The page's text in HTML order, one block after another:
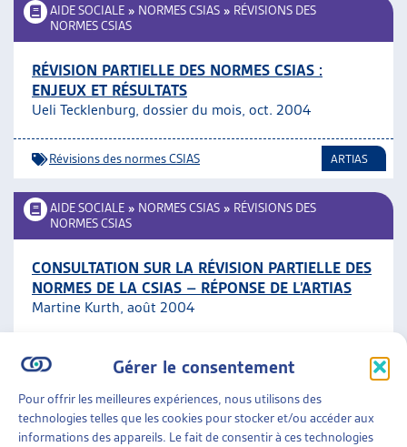
Gérer le consentement
Pour offrir les meilleures expériences, nous utilisons des
technologies telles que les cookies pour stocker et/ou accéder aux
informations des appareils. Le fait de consentir à ces technologies
AIDE SOCIALE » NORMES CSIAS » RÉVISIONS DES
NORMES CSIAS
RÉVISION PARTIELLE DES NORMES CSIAS :
ENJEUX ET RÉSULTATS
Ueli Tecklenburg, dossier du mois, oct. 2004
Révisions des normes CSIAS ARTIAS
AIDE SOCIALE » NORMES CSIAS » RÉVISIONS DES
NORMES CSIAS
CONSULTATION SUR LA RÉVISION PARTIELLE DES
NORMES DE LA CSIAS – RÉPONSE DE L’ARTIAS
Martine Kurth, août 2004
Révisions des normes CSIAS
AIDE SOCIALE»NORMES CSIAS»RÉVISIONS DES
NORMES CSIAS